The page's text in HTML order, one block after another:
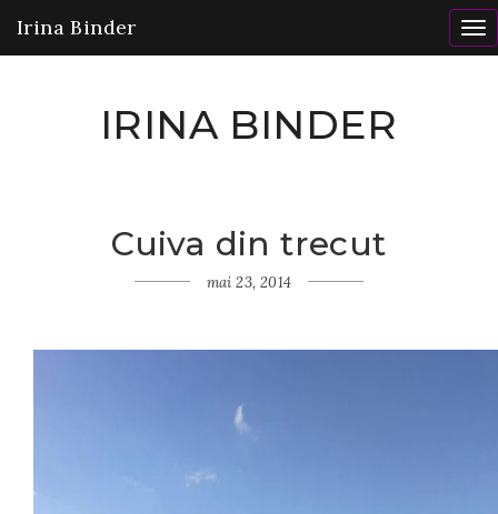
Irina Binder
IRINA BINDER
Cuiva din trecut
mai 23, 2014